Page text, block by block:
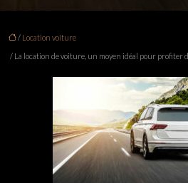
/ Location voiture
/ La location de voiture, un moyen idéal pour profiter